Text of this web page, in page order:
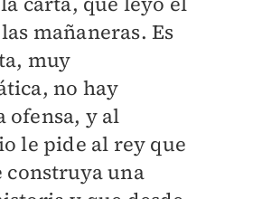
mañaneras. Es
muy
no hay
ofensa, y al
le pide al rey que
construya una